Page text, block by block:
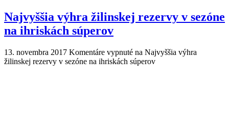
Najvyššia výhra žilinskej rezervy v sezóne
na ihriskách súperov
13. novembra 2017 Komentáre vypnuté na Najvyššia výhra
žilinskej rezervy v sezóne na ihriskách súperov